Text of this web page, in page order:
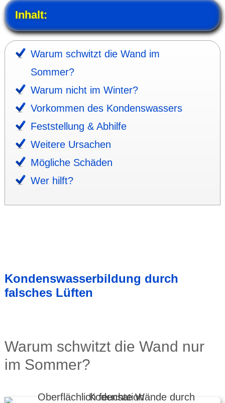
Inhalt:
Warum schwitzt die Wand im
Sommer?
Warum nicht im Winter?
Vorkommen des Kondens­wassers
Fest­stellung & Abhilfe
Weitere Ursachen
Mögliche Schäden
Wer hilft?
Kondens­wasser­bildung durch
falsches Lüften
Warum schwitzt die Wand nur
im Sommer?